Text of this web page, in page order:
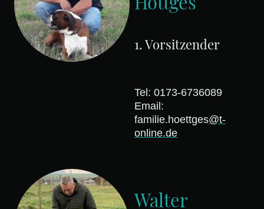
1. Vorsitzender
Tel: 0173-6736089
Email:
familie.hoettges@t-
online.de
Walter